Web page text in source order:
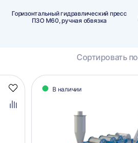
Горизонтальный гидравлический пресс
ПЗО М60, ручная обвязка
Сортировать
Добавить
Добавить
В наличии